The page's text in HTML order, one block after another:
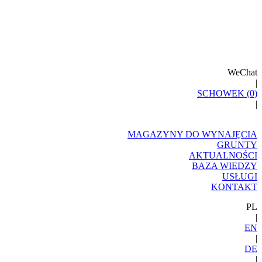
WeChat
|
SCHOWEK (0)
|
MAGAZYNY DO WYNAJĘCIA
GRUNTY
AKTUALNOŚCI
BAZA WIEDZY
USŁUGI
KONTAKT
PL
|
EN
|
DE
|